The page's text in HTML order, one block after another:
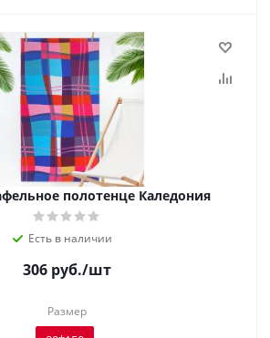
полотенце Каледония
Есть в наличии
306руб./шт
Размер